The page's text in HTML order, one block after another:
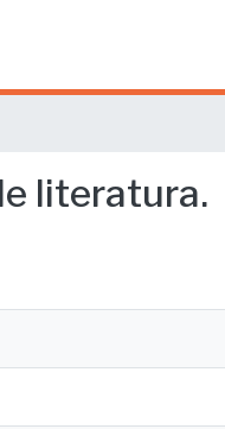
literatura.